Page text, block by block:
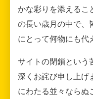
かな彩りを添えるこ
の長い歳月の中で、
にとって何物にも代
サイトの閉鎖という
深くお詫び申し上げ
にわたる並々ならぬ